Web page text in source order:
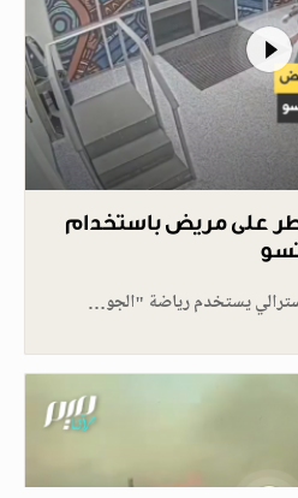
على مريض باستخدام
يستخدم رياضة "الجو…